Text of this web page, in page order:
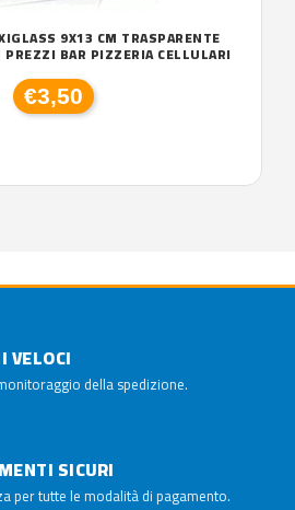
9X13 CM TRASPARENTE
BAR PIZZERIA CELLULARI
€3,50
VELOCI
della spedizione.
SICURI
per tutte le modalità di pagamento.